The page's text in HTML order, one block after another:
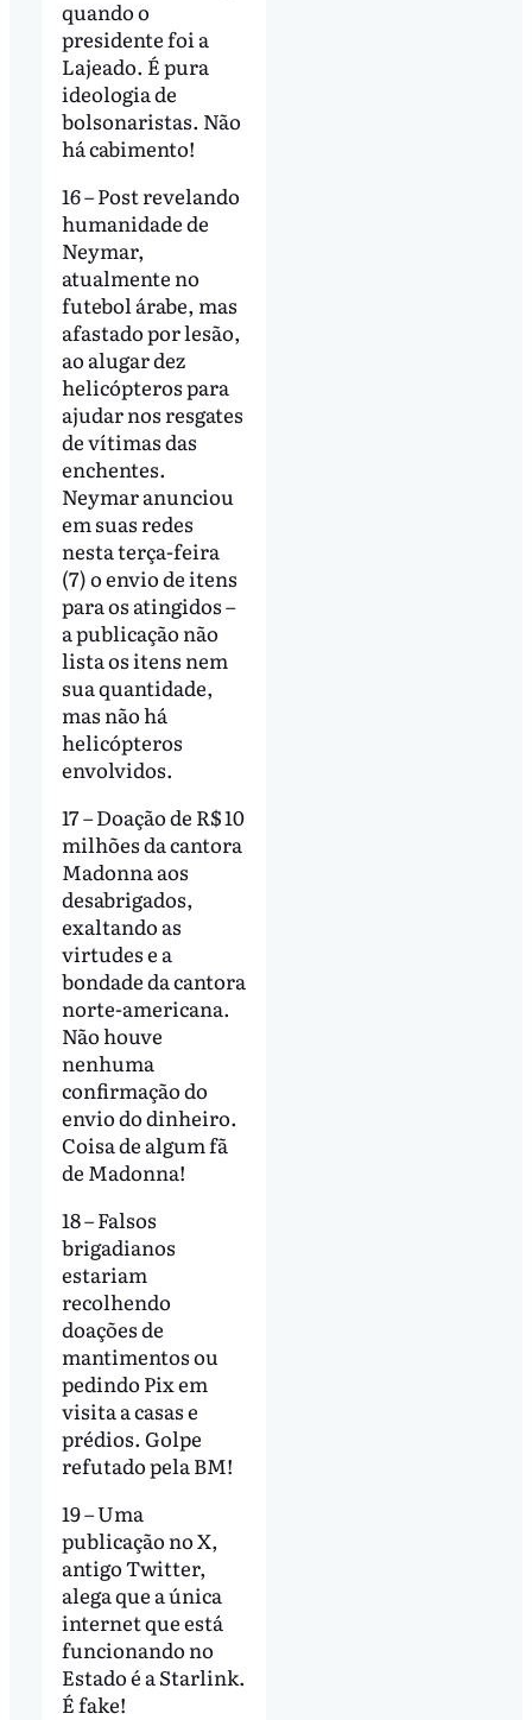
quando o
presidente foi a
Lajeado. É pura
ideologia de
bolsonaristas. Não
há cabimento!
16 – Post revelando
humanidade de
Neymar,
atualmente no
futebol árabe, mas
afastado por lesão,
ao alugar dez
helicópteros para
ajudar nos resgates
de vítimas das
enchentes.
Neymar anunciou
em suas redes
nesta terça-feira
(7) o envio de itens
para os atingidos –
a publicação não
lista os itens nem
sua quantidade,
mas não há
helicópteros
envolvidos.
17 – Doação de R$ 10
milhões da cantora
Madonna aos
desabrigados,
exaltando as
virtudes e a
bondade da cantora
norte-americana.
Não houve
nenhuma
confirmação do
envio do dinheiro.
Coisa de algum fã
de Madonna!
18 – Falsos
brigadianos
estariam
recolhendo
doações de
mantimentos ou
pedindo Pix em
visita a casas e
prédios. Golpe
refutado pela BM!
19 – Uma
publicação no X,
antigo Twitter,
alega que a única
internet que está
funcionando no
Estado é a Starlink.
É fake!